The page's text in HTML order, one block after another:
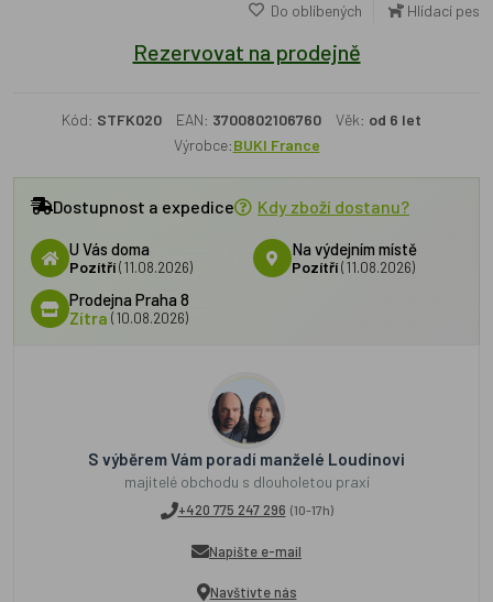
Do oblíbených Hlídací pes
Rezervovat na prodejně
Kód: STFK020 EAN: 3700802106760 Věk: od 6 let
Výrobce:BUKI France
Dostupnost a expedice Kdy zboží dostanu?
U Vás doma
Pozítří(11.08.2026)
Na výdejním místě
Pozítří (11.08.2026)
Prodejna Praha 8
Zítra (10.08.2026)
S výběrem Vám poradí manželé Loudínovi
majitelé obchodu s dlouholetou praxí
+420 775 247 296 (10-17h)
Napište e-mail
Navštivte nás